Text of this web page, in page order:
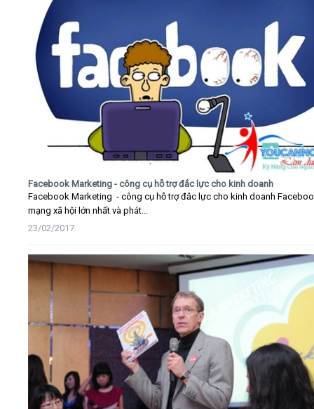
Facebook Marketing - công cụ hỗ trợ đắc lực cho kinh doanh
Facebook Marketing - công cụ hỗ trợ đắc lực cho kinh doanh
mạng xã hội lớn nhất và phát...
23/02/2017